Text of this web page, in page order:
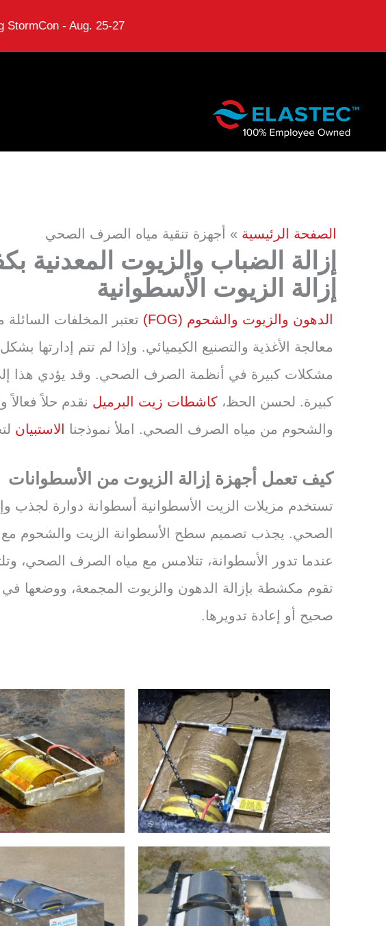
المحتوى
الصفحة الرئيسية أجهزة تنقية مياه الصرف الصحي
إزالة الضباب والزيوت
إزالة الزيوت الأسطوانية
الدهون والزيوت والشحوم (FOG)
تعتبر المخلفات السائلة
معالجة الأغذية والتصنيع الكيميائي. وإذا لم تتم
مشكلات كبيرة في أنظمة الصرف الصحي. وقد يؤدي هذا
كبيرة. لحسن الحظ، كاشطات زيت البرميل نقدم حلاً فعالاً
والشحوم من مياه الصرف الصحي. املأ نموذجنا
الاستبيان
كيف تعمل أجهزة إزالة الزيوت من الأسطوانات
تستخدم مزيلات الزيت الأسطوانية أسطوانة دوارة لجذب
الصحي. يجذب تصميم سطح الأسطوانة الزيت والشحوم مع
عندما تدور الأسطوانة، تتلامس مع مياه الصرف الصحي،
تقوم مكشطة بإزالة الدهون والزيوت المجمعة، ووضعها
صحيح أو إعادة تدويرها.
- Aug. 25-27.